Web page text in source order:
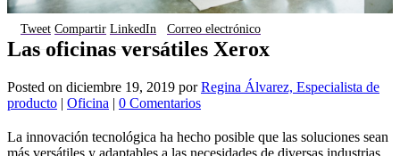
Tweet Compartir LinkedIn Correo electrónico
Las oficinas versátiles Xerox
Posted on diciembre 19, 2019 porRegina Álvarez, Especialista de
producto | Oficina | 0 Comentarios
La innovación tecnológica ha hecho posible que las soluciones sean
más versátiles y adaptables a las necesidades de diversas industrias